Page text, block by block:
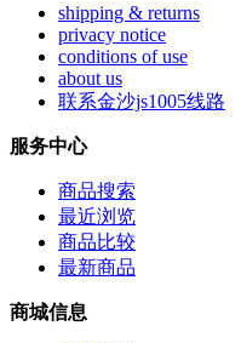
shipping & returns
privacy notice
conditions of use
about us
联系金沙js1005线路
服务中心
商品搜索
最近浏览
商品比较
最新商品
商城信息